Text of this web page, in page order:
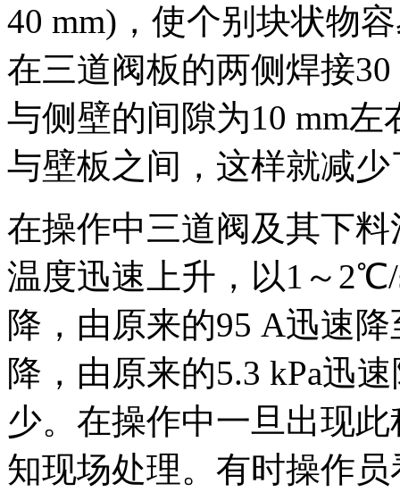
40 mm)，使个别块状物
在三道阀板的两侧焊接
与侧壁的间隙为10 mm
与壁板之间，这样就减
在操作中三道阀及其下
温度迅速上升，以1～
降，由原来的95 A迅速
降，由原来的5.3 kPa迅
少。在操作中一旦出现
知现场处理。有时操作